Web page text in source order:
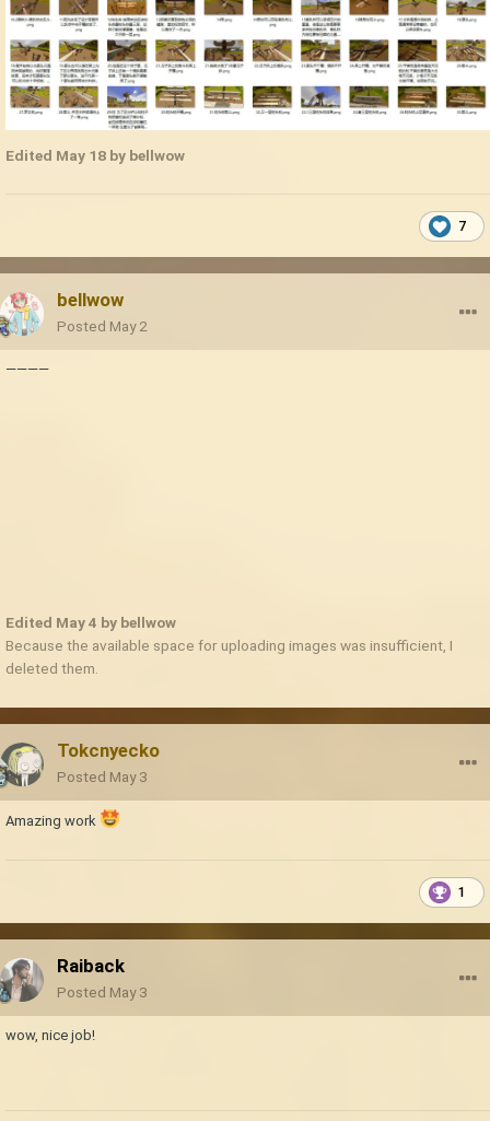
Edited May 18 by bellwow
7
bellwow
Posted May 2
————
Edited May 4 by bellwow
Because the available space for uploading images was insufficient, I
deleted them.
Tokcnyecko
Posted May 3
Amazing work
1
Raiback
Posted May 3
wow, nice job!